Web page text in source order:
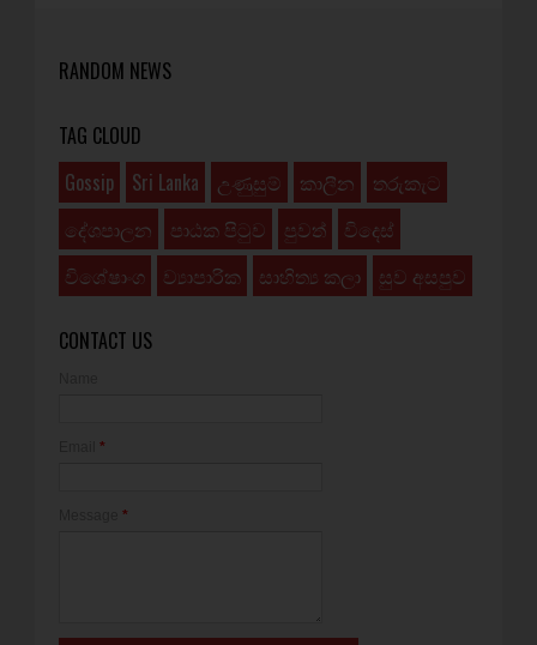
RANDOM NEWS
TAG CLOUD
Gossip
Sri Lanka උණුසුම් කාලීන
තරුකැට
දේශපාලන
පාඨක පිටුව පුවත්
විදෙස්
විශේෂාංග
ව්‍යාපාරික සාහිත්‍ය කලා සුව අසපුව
CONTACT US
*
*